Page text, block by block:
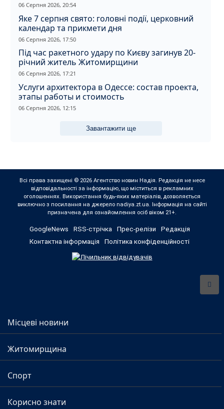
06 Серпня 2026, 20:54
Яке 7 серпня свято: головні події, церковний
календар та прикмети дня
06 Серпня 2026, 17:50
Під час ракетного удару по Києву загинув 20-
річний житель Житомирщини
06 Серпня 2026, 17:21
Услуги архитектора в Одессе: состав проекта,
этапы работы и стоимость
06 Серпня 2026, 12:15
Завантажити ще
Всі права захищені © 2026 Агентство новин Надія. Редакція не несе
відповідальності за інформацію, що міститься в рекламних
оголошеннях. Використання будь-яких матеріалів, дозволяється
виключно з посилання на джерело nadiya.zt.ua. Інформація на сайті
призначена для ознайомлення осіб віком 21+.
GoogleNews RSS-стрічка Прес-релізи
Редакція
Контактна інформація
Політика конфіденційності
Місцеві новини
Житомирщина
Спорт
Корисно знати